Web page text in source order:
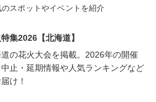
スポットやイベントを紹介
集2026【北海道】
の花火大会を掲載。2026年の開催
中止・延期情報や人気ランキングなど
け！